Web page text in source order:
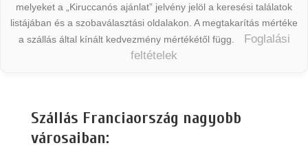
melyeket a „Kiruccanós ajánlat” jelvény jelöl a keresési találatok
listájában és a szobaválasztási oldalakon. A megtakarítás mértéke
a szállás által kínált kedvezmény mértékétől függ.
Foglalási
feltételek
Szállás Franciaország nagyobb
városaiban: